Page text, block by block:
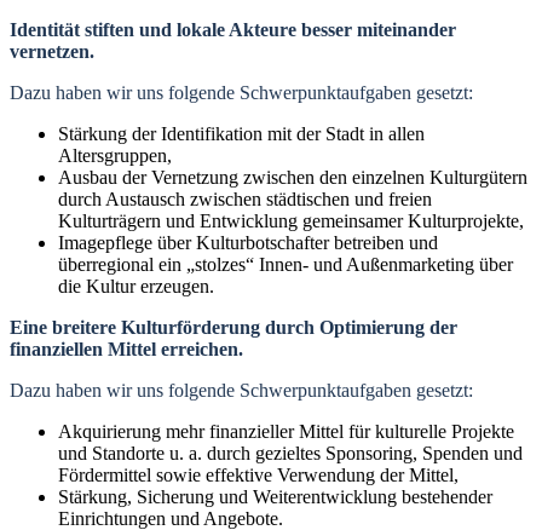
Identität stiften und lokale Akteure besser miteinander
vernetzen.
Dazu haben wir uns folgende Schwerpunktaufgaben gesetzt:
Stärkung der Identifikation mit der Stadt in allen
Altersgruppen,
Ausbau der Vernetzung zwischen den einzelnen Kulturgütern
durch Austausch zwischen städtischen und freien
Kulturträgern und Entwicklung gemeinsamer Kulturprojekte,
Imagepflege über Kulturbotschafter betreiben und
überregional ein „stolzes“ Innen- und Außenmarketing über
die Kultur erzeugen.
Eine breitere Kulturförderung durch Optimierung der
finanziellen Mittel erreichen.
Dazu haben wir uns folgende Schwerpunktaufgaben gesetzt:
Akquirierung mehr finanzieller Mittel für kulturelle Projekte
und Standorte u. a. durch gezieltes Sponsoring, Spenden und
Fördermittel sowie effektive Verwendung der Mittel,
Stärkung, Sicherung und Weiterentwicklung bestehender
Einrichtungen und Angebote.